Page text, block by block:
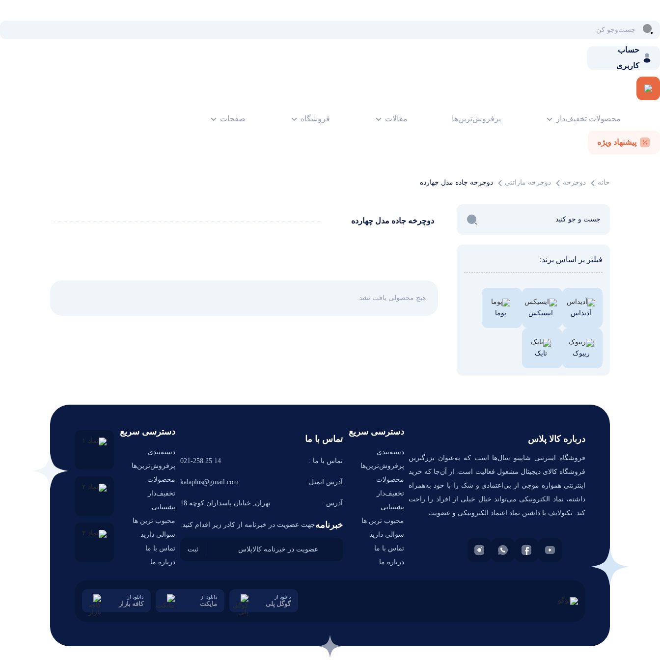
حساب
کاربری
محصولات تخفیف‌دار پرفروش‌ترین‌ها مقالات فروشگاه صفحات
پیشنهاد ویژه
خانه دوچرخه دوچرخه ماراتنی دوچرخه جاده مدل چهارده
فیلتر بر اساس برند:
آدیداس ایسیکس پوما
ریبوک نایک
دوچرخه جاده مدل چهارده
هیچ محصولی یافت نشد.
درباره کالا پلاس
فروشگاه اینترنتی شاپینو سال‌ها است که به‌عنوان بزرگترین
فروشگاه کالای دیجیتال مشغول فعالیت است. از آن‌جا که خرید
اینترنتی همواره موجی از بی‌اعتمادی و شک را با خود به‌همراه
داشته، نماد الکترونیکی می‌تواند خیال خیلی از افراد را راحت
کند. تکنولایف با داشتن نماد اعتماد الکترونیکی و عضویت
دسترسی سریع
دسته‌بندی
پرفروش‌ترین‌ها
محصولات
تخفیف‌دار
پشتیبانی
محبوب ترین ها
سوالی دارید
تماس با ما
درباره ما
تماس با ما
تماس با ما : 14 25 021-258
آدرس ایمیل: kalaplus@gmail.com
آدرس : تهران, خیابان پاسداران کوچه 18
خبرنامهجهت عضویت در خبرنامه از کادر زیر اقدام کنید.
دسترسی سریع
دسته‌بندی
پرفروش‌ترین‌ها
محصولات
تخفیف‌دار
پشتیبانی
محبوب ترین ها
سوالی دارید
تماس با ما
درباره ما
دانلود از
گوگل پلی
دانلود از
مایکت
دانلود از
کافه بازار